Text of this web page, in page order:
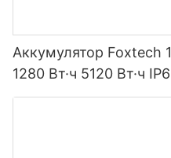
Аккумулятор Foxtech
1280 Вт·ч 5120 Вт·ч
и солнечных